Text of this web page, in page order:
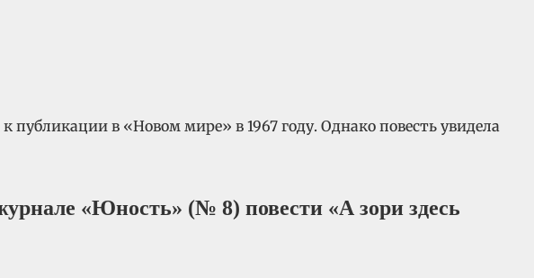
публикации в «Новом мире» в 1967 году. Однако повесть увидела
«Юность» (№ 8) повести «А зори здесь